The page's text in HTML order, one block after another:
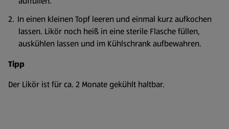
In einen kleinen Topf leeren und einmal kurz aufkochen
lassen. Likör noch heiß in eine sterile Flasche füllen,
auskühlen lassen und im Kühlschrank aufbewahren.
Tipp
Der Likör ist für ca. 2 Monate gekühlt haltbar.